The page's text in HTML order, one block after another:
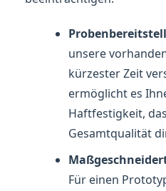
unsere
kürzester Zeit
ermöglicht es
Haftfestigkeit,
Gesamtqualität
Für einen